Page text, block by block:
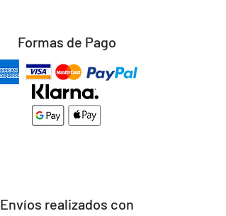
Formas de Pago
Envíos realizados con